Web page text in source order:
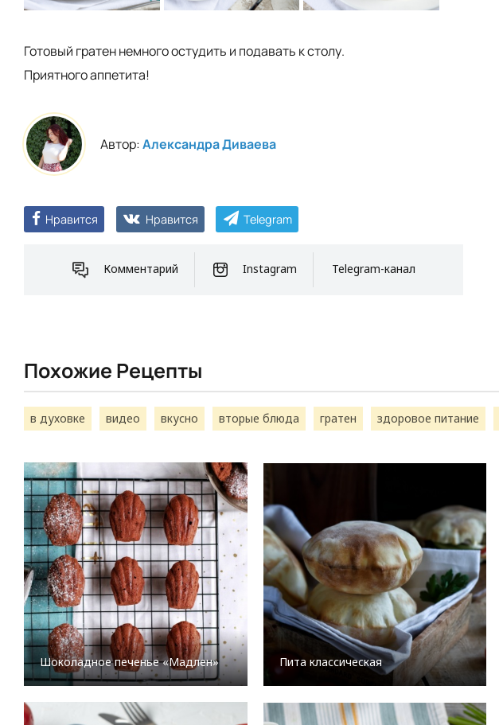
Готовый гратен немного остудить и подавать к столу.
Приятного аппетита!
Автор:Александра Диваева
Нравится Нравится Telegram
Комментарий Instagram Telegram-канал
Похожие Рецепты
в духовке видео вкусно вторые блюда гратен здоровое питание
Шоколадное печенье «Мадлен» Пита классическая